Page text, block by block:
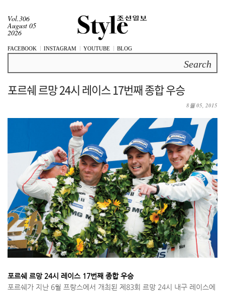
Vol.306
August 05
2026
FACEBOOK INSTAGRAM YOUTUBE BLOG
포르쉐 르망 24시 레이스 17번째 종합 우승
8월 05, 2015
포르쉐 르망 24시 레이스 17번째 종합 우승
포르쉐가 지난 6월 프랑스에서 개최된 제83회 르망 24시 내구 레이스에